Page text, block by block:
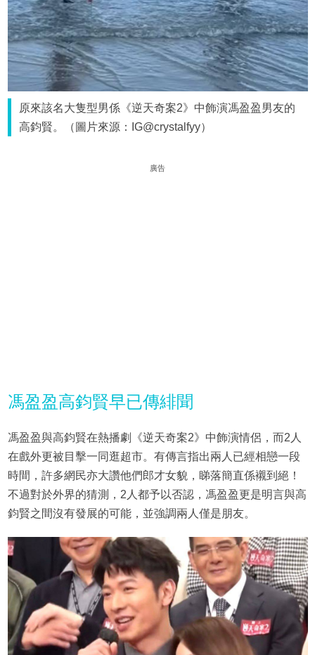
原來該名大隻型男係《逆天奇案2》中飾演馮盈盈男友的
高鈞賢。（圖片來源：IG@crystalfyy）
廣告
馮盈盈高鈞賢早已傳緋聞
馮盈盈與高鈞賢在熱播劇《逆天奇案2》中飾演情侶，而2人
在戲外更被目擊一同逛超市。有傳言指出兩人已經相戀一段
時間，許多網民亦大讚他們郎才女貌，睇落簡直係襯到絕！
不過對於外界的猜測，2人都予以否認，馮盈盈更是明言與高
鈞賢之間沒有發展的可能，並強調兩人僅是朋友。